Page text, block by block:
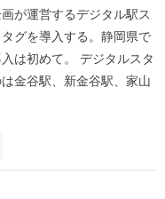
が運営するデジタル駅ス
グを導入する。静岡県で
は初めて。 デジタルスタ
金谷駅、新金谷駅、家山